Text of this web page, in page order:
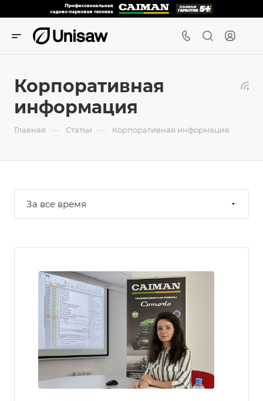
Корпоративная
информация
Главная — Статьи — Корпоративная информация
За все время